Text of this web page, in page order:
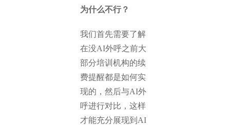
为什么不行？
我们首先需要了解
在没AI外呼之前大
部分培训机构的续
费提醒都是如何实
现的，然后与AI外
呼进行对比，这样
才能充分展现到AI